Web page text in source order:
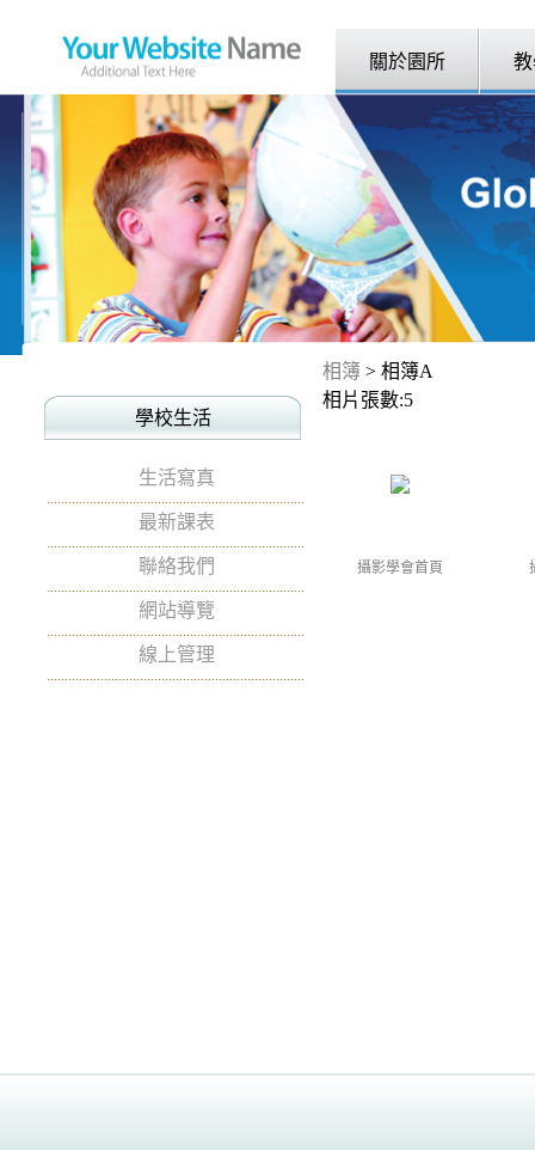
關於園所
學校生活
生活寫真
最新課表
聯絡我們
網站導覽
線上管理
相簿 > 相簿A
相片張數:5
攝影學會首頁